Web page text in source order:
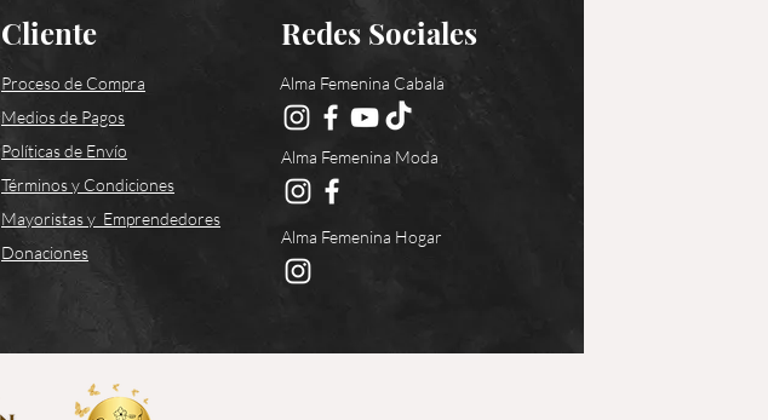
Cliente
Proceso de Compra
Medios de Pagos
Políticas de Envío
Términos y Condiciones
Mayoristas y Emprendedores
Donaciones
Redes Sociales
Alma Femenina Cabala
Alma Femenina Moda
Alma Femenina Hogar